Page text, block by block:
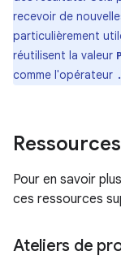
recevoir de
particulièrement
réutilisent la valeur
comme l'opérateur
Pour en savoir
ces ressources
Ateliers de